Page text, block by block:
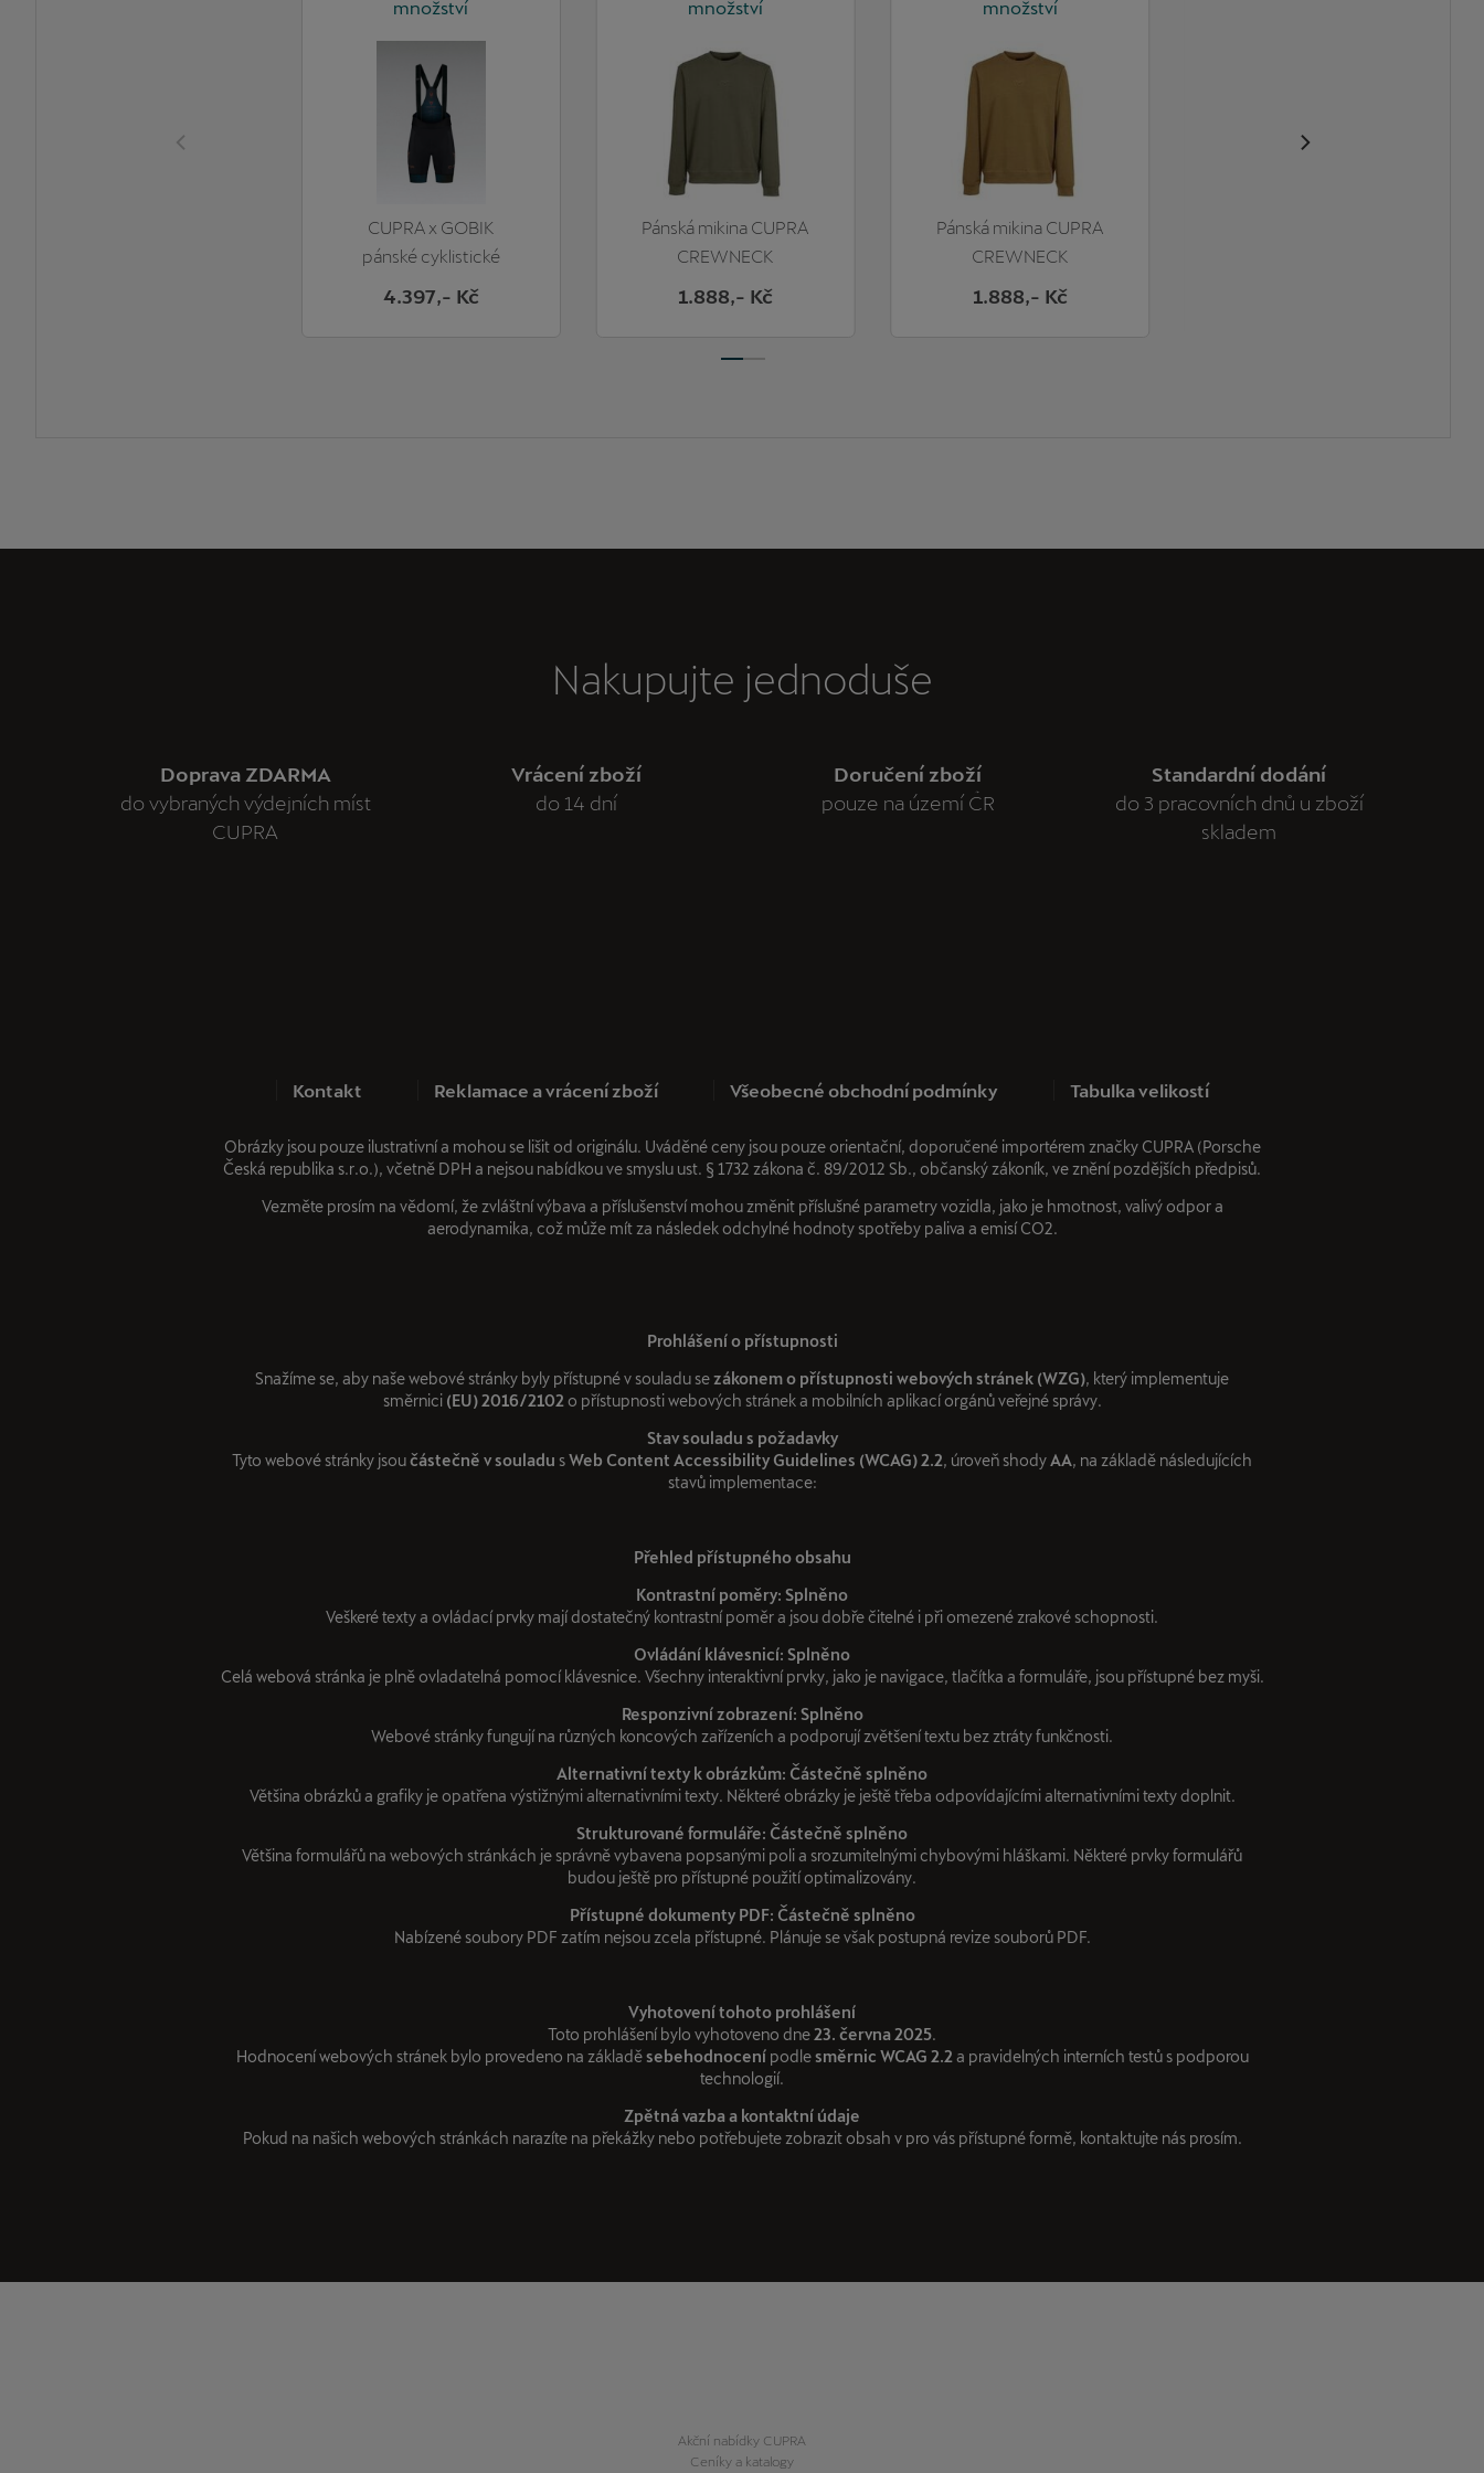
množství
CUPRA x GOBIK
pánské cyklistické
4.397,- Kč
množství
Pánská mikina CUPRA
CREWNECK
STANDARD
1.888,- Kč
množství
Pánská mikina CUPRA
CREWNECK
STANDARD
1.888,- Kč
Nakupujte jednoduše
Doprava ZDARMA
do vybraných výdejních míst
CUPRA
Vrácení zboží
do 14 dní
Doručení zboží
pouze na území ČR
Standardní dodání
do 3 pracovních dnů u zboží
skladem
Kontakt Reklamace a vrácení zboží Všeobecné obchodní podmínky Tabulka velikostí
Obrázky jsou pouze ilustrativní a mohou se lišit od originálu. Uváděné ceny jsou pouze orientační, doporučené importérem značky CUPRA (Porsche
Česká republika s.r.o.), včetně DPH a nejsou nabídkou ve smyslu ust. § 1732 zákona č. 89/2012 Sb., občanský zákoník, ve znění pozdějších předpisů.
Vezměte prosím na vědomí, že zvláštní výbava a příslušenství mohou změnit příslušné parametry vozidla, jako je hmotnost, valivý odpor a
aerodynamika, což může mít za následek odchylné hodnoty spotřeby paliva a emisí CO2.
Prohlášení o přístupnosti
Snažíme se, aby naše webové stránky byly přístupné v souladu sezákonem o přístupnosti webových stránek (WZG), který implementuje
směrnici (EU) 2016/2102 o přístupnosti webových stránek a mobilních aplikací orgánů veřejné správy.
Stav souladu s požadavky
Tyto webové stránky jsoučástečně v souladu sWeb Content Accessibility Guidelines (WCAG) 2.2, úroveň shodyAA, na základě následujících
stavů implementace:
Přehled přístupného obsahu
Kontrastní poměry: Splněno
Veškeré texty a ovládací prvky mají dostatečný kontrastní poměr a jsou dobře čitelné i při omezené zrakové schopnosti.
Ovládání klávesnicí: Splněno
Celá webová stránka je plně ovladatelná pomocí klávesnice. Všechny interaktivní prvky, jako je navigace, tlačítka a formuláře, jsou přístupné bez myši.
Responzivní zobrazení: Splněno
Webové stránky fungují na různých koncových zařízeních a podporují zvětšení textu bez ztráty funkčnosti.
Alternativní texty k obrázkům: Částečně splněno
Většina obrázků a grafiky je opatřena výstižnými alternativními texty. Některé obrázky je ještě třeba odpovídajícími alternativními texty doplnit.
Strukturované formuláře: Částečně splněno
Většina formulářů na webových stránkách je správně vybavena popsanými poli a srozumitelnými chybovými hláškami. Některé prvky formulářů
budou ještě pro přístupné použití optimalizovány.
Přístupné dokumenty PDF: Částečně splněno
Nabízené soubory PDF zatím nejsou zcela přístupné. Plánuje se však postupná revize souborů PDF.
Vyhotovení tohoto prohlášení
Toto prohlášení bylo vyhotoveno dne 23. června 2025.
Hodnocení webových stránek bylo provedeno na základěsebehodnocenípodlesměrnic WCAG 2.2 a pravidelných interních testů s podporou
technologií.
Zpětná vazba a kontaktní údaje
Pokud na našich webových stránkách narazíte na překážky nebo potřebujete zobrazit obsah v pro vás přístupné formě, kontaktujte nás prosím.
Akční nabídky CUPRA
Ceníky a katalogy